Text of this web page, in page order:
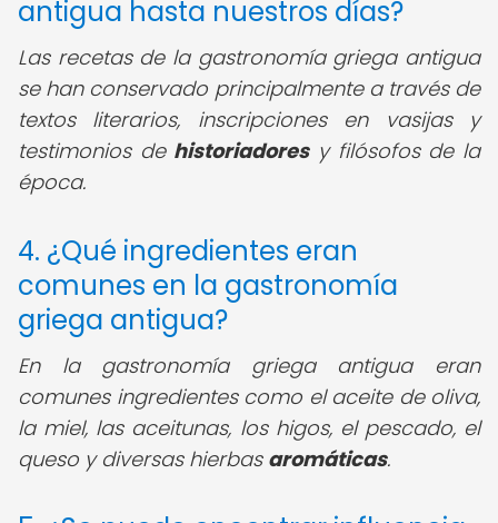
antigua hasta nuestros días?
Las recetas de la gastronomía griega antigua
se han conservado principalmente a través de
textos literarios, inscripciones en vasijas y
testimonios de historiadoresy filósofos de la
época.
4. ¿Qué ingredientes eran
comunes en la gastronomía
griega antigua?
En la gastronomía griega antigua eran
comunes ingredientes como el aceite de oliva,
la miel, las aceitunas, los higos, el pescado, el
queso y diversas hierbas aromáticas.